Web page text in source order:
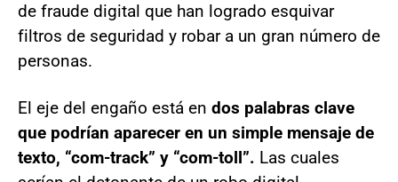
de fraude digital que han logrado esquivar
filtros de seguridad y robar a un gran número de
personas.
El eje del engaño está en dos palabras clave
que podrían aparecer en un simple mensaje de
texto, “com-track” y “com-toll”. Las cuales